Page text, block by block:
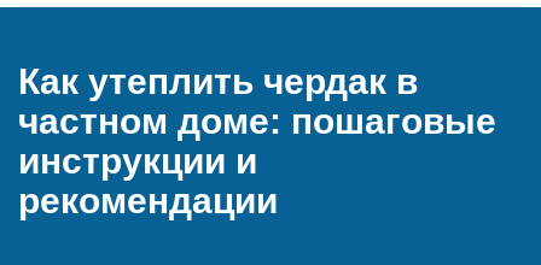
Как утеплить чердак в
частном доме: пошаговые
инструкции и
рекомендации